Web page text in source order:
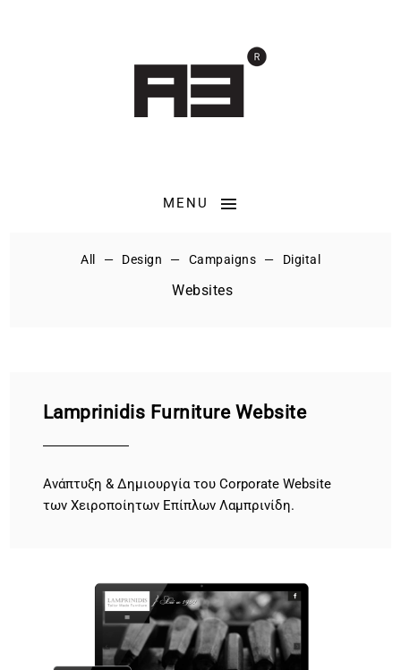
MENU
All Design Campaigns Digital
Websites
Lamprinidis Furniture Website
Ανάπτυξη & Δημιουργία του Corporate Website
των Χειροποίητων Επίπλων Λαμπρινίδη.